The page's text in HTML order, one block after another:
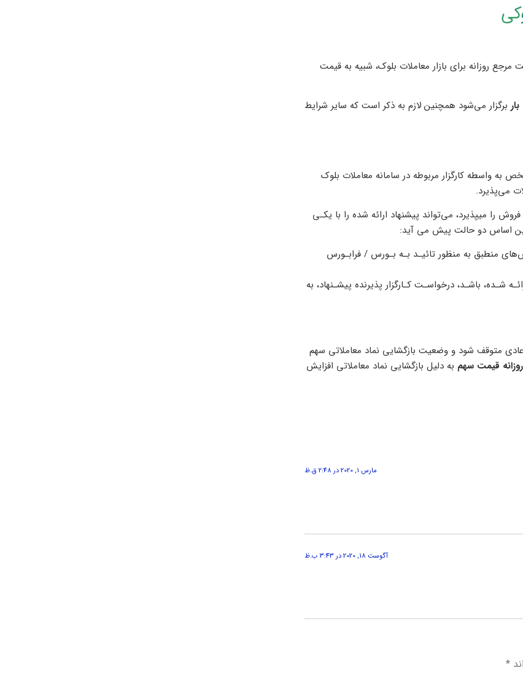
روزانه برای بازار معاملات بلوک، شبیه به قیمت
برگزار می‌شود همچنین لازم به ذکر است که سایر شرایط
به واسطه کارگزار مربوطه در سامانه معاملات بلوک
می‌پذیرد.
فروش را میپذیرد، می‌تواند پیشنهاد ارائه شده را با یکـی
این اساس دو حالت پیش می آید:
منطبق به منظور تائیـد بـه بـورس / فرابـورس
شـده، باشـد، درخواسـت کـارگزار پذیرنده پیشـنهاد، به
عادی متوقف شود و وضعیت بازگشایی نماد معاملاتی سهم
قیمت سهم به دلیل بازگشایی نماد معاملاتی افزایش
مارس 1, 2020 در 2:48 ق.ظ
آگوست 18, 2020 در 3:43 ب.ظ
*